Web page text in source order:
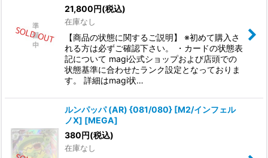
21,800円(税込)
在庫なし
【商品の状態に関するご説明】 ※初めて購入さ
れる方は必ずご確認下さい。 ・カードの状態表
記について magi公式ショップおよび店頭での
状態基準に合わせたランク設定となっておりま
す。 詳細はmagi状…
ルンパッパ (AR) {081/080} [M2/インフェル
ノX] [MEGA]
380円(税込)
在庫なし